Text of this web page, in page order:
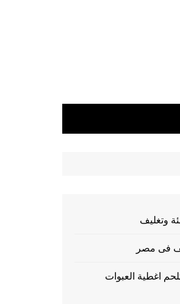
وتغليف
فى مصر
اغطية العبوات